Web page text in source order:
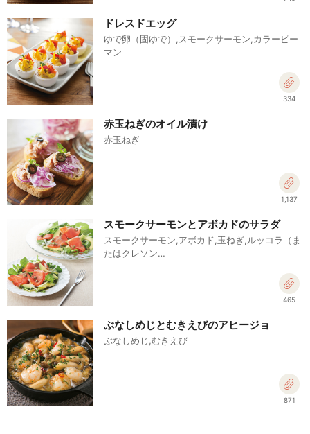
ドレスドエッグ
ゆで卵（固ゆで）,スモークサーモン,カラーピー
マン
334
赤玉ねぎのオイル漬け
赤玉ねぎ
1,137
スモークサーモンとアボカドのサラダ
スモークサーモン,アボカド,玉ねぎ,ルッコラ（ま
たはクレソン…
465
ぶなしめじとむきえびのアヒージョ
ぶなしめじ,むきえび
871